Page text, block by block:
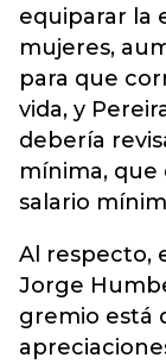
equiparar la
mujeres,
para que
vida, y
debería
mínima, que
salario
Al respecto,
Jorge
gremio está